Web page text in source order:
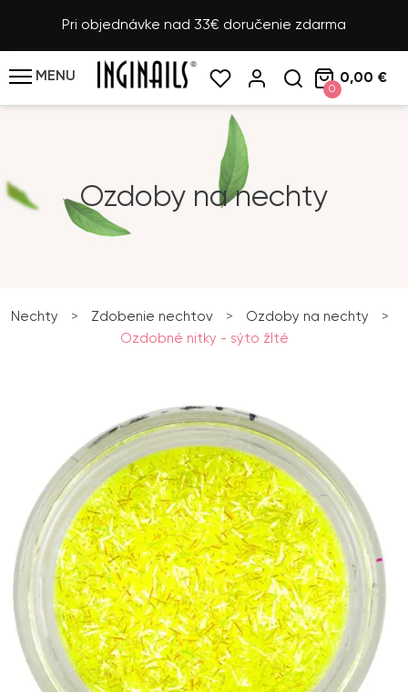
Pri objednávke nad 33€ doručenie zdarma
MENU
0
0,00 €
Ozdoby na nechty
Nechty > Zdobenie nechtov > Ozdoby na nechty
>
Ozdobné nitky - sýto žlté